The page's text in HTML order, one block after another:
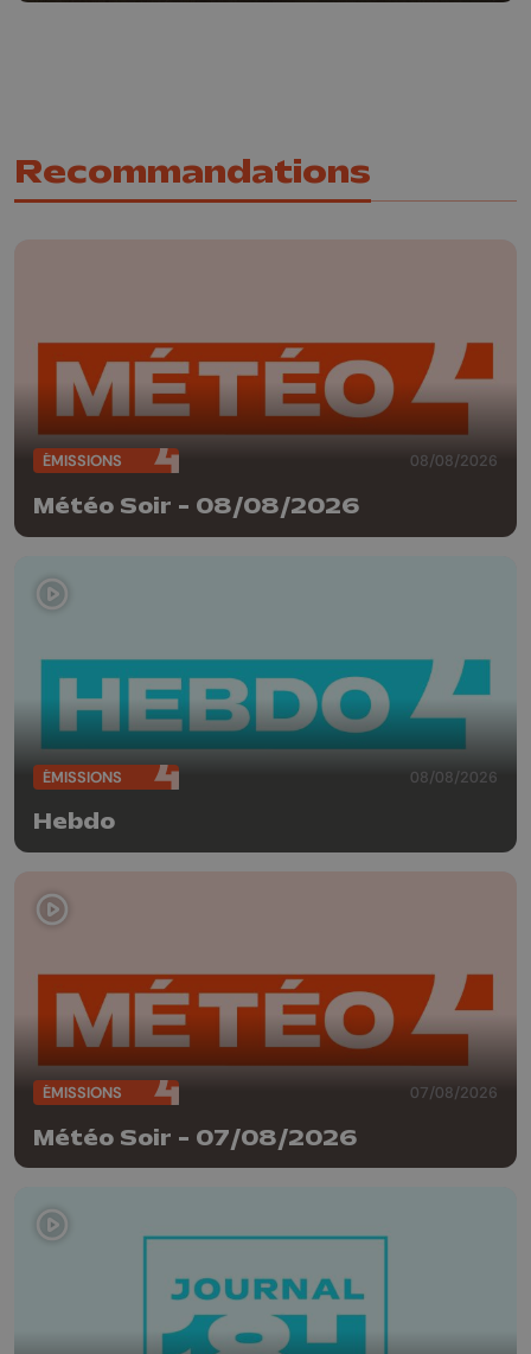
Recommandations
ÉMISSIONS 08/08/2026
Météo Soir - 08/08/2026
ÉMISSIONS 08/08/2026
Hebdo
ÉMISSIONS 07/08/2026
Météo Soir - 07/08/2026